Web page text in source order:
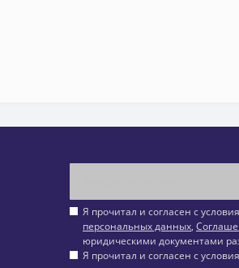
Я прочитал и согласен с
персональных данных,
юридическими документами
Я прочитал и согласен с